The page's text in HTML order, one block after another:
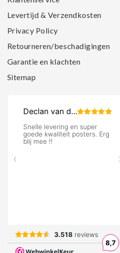
Levertijd & Verzendkosten
Privacy Policy
Retourneren/beschadigingen
Garantie en klachten
Sitemap